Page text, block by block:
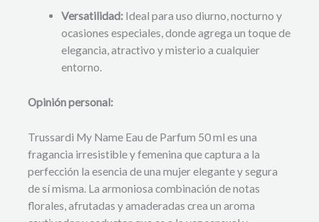
Versatilidad: Ideal para uso diurno, nocturno y
ocasiones especiales, donde agrega un toque de
elegancia, atractivo y misterio a cualquier
entorno.
Opinión personal:
Trussardi My Name Eau de Parfum 50 ml es una
fragancia irresistible y femenina que captura a la
perfección la esencia de una mujer elegante y segura
de sí misma. La armoniosa combinación de notas
florales, afrutadas y amaderadas crea un aroma